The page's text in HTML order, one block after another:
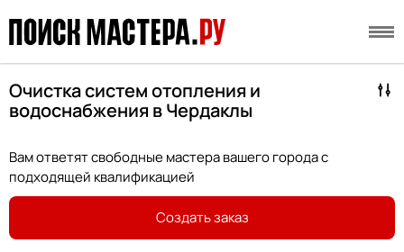
Очистка систем отопления и
водоснабжения в Чердаклы
Вам ответят свободные мастера вашего города с
подходящей квалификацией
Создать заказ